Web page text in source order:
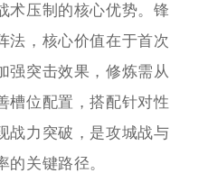
术压制的核心优势。锋
法，核心价值在于首次
强突击效果，修炼需从
槽位配置，搭配针对性
战力突破，是攻城战与
的关键路径。